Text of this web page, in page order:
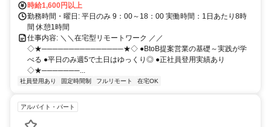
時給1,600円以上
勤務時間・曜日: 平日のみ 9：00～18：00 実働時間：1日あたり8時
間 休憩1時間
仕事内容: ＼＼在宅型リモートワーク ／／
◇★───────────────★◇ ●BtoB提案営業の基礎～実践が学
べる ●平日のみ週5で土日はゆっくり◎ ●正社員登用実績あり
◇★───────...
社員登用あり 固定時間制 フルリモート 在宅OK
アルバイト・パート